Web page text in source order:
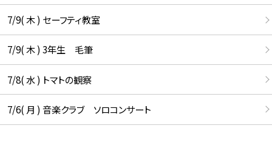
7/9( 木 ) セーフティ教室
7/9( 木 ) 3年生 毛筆
7/8( 水 ) トマトの観察
7/6( 月 ) 音楽クラブ ソロコンサート